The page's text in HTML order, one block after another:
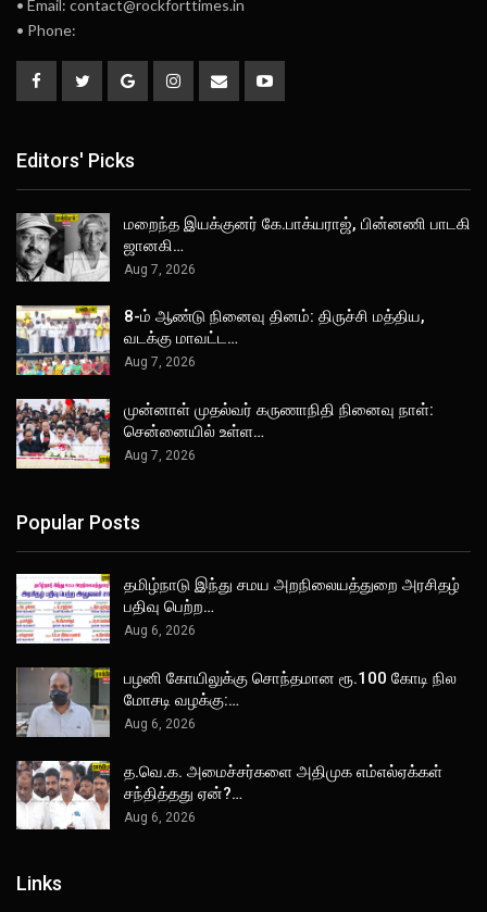
• Email: contact@rockforttimes.in
• Phone:
Editors' Picks
மறைந்த இயக்குனர் கே.பாக்யராஜ், பின்னணி பாடகி
ஜானகி…
Aug 7, 2026
8-ம் ஆண்டு நினைவு தினம்: திருச்சி மத்திய,
வடக்கு மாவட்ட…
Aug 7, 2026
முன்னாள் முதல்வர் கருணாநிதி நினைவு நாள்:
சென்னையில் உள்ள…
Aug 7, 2026
Popular Posts
தமிழ்நாடு இந்து சமய அறநிலையத்துறை அரசிதழ்
பதிவு பெற்ற…
Aug 6, 2026
பழனி கோயிலுக்கு சொந்தமான ரூ.100 கோடி நில
மோசடி வழக்கு:…
Aug 6, 2026
த.வெ.க. அமைச்சர்களை அதிமுக எம்எல்ஏக்கள்
சந்தித்தது ஏன்?…
Aug 6, 2026
Links